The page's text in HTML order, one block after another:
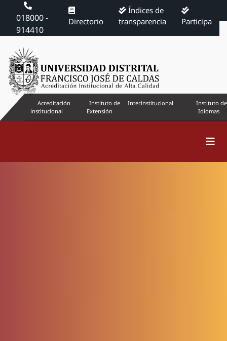
018000 -
914410
Directorio
Índices de
transparencia
Participa
Acreditación
institucional
Instituto de
Extensión
Interinstitucional
Instituto de
Idiomas